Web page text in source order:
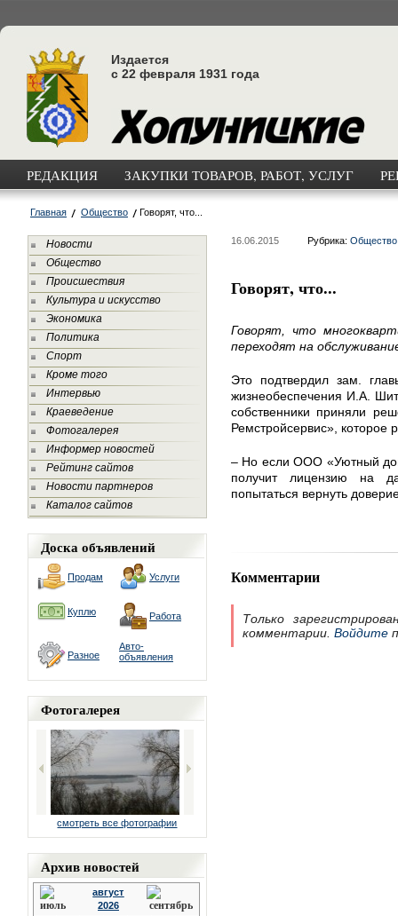
Издается
с 22 февраля 1931 года
РЕДАКЦИЯ ЗАКУПКИ ТОВАРОВ, РАБОТ, УСЛУГ
Главная Общество Говорят, что...
Новости
Общество
Происшествия
Культура и искусство
Экономика
Политика
Спорт
Кроме того
Интервью
Краеведение
Фотогалерея
Информер новостей
Рейтинг сайтов
Новости партнеров
Каталог сайтов
Доска объявлений
Продам Услуги
Куплю Работа
Разное
Авто-
объявления
Фотогалерея
смотреть все фотографии
Архив новостей
август
2026
16.06.2015 Рубрика: Общество
Говорят, что...
Говорят, что
переходят на
Это подтвердил зам.
жизнеобеспечения И.А.
собственники приняли
Ремстройсервис», которое
– Но если ООО «Уютный
получит лицензию на
попытаться вернуть
Комментарии
Только
комментарии. Войдите